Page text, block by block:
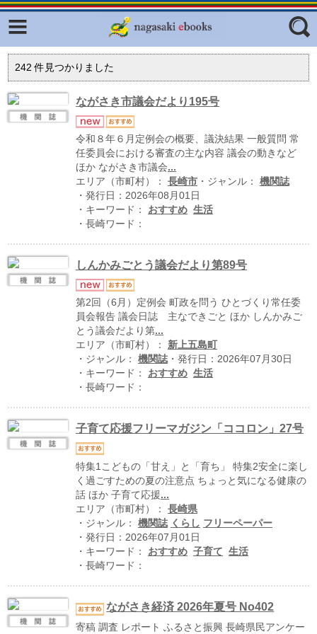
エリア
242 件見つかりました
ながさき市議会だより195号
令和８年６月定例会の概要、議決結果 一般質問 常
任委員会における審査の主な内容 議会の動きなど
ほか ながさき市議会...
エリア（市町村）： 長崎市・ジャンル： 機関誌
・発行日：2026年08月01日
・キーワード： おすすめ 生活
・長崎ワード：
しんかみごとう議会だより第89号
第2回（6月）定例会 町政を問う ひとづくり常任委
員会報告 議会日誌 主なできごと ほか しんかみご
とう議会だより第...
エリア（市町村）： 新上五島町
・ジャンル： 機関誌・発行日：2026年07月30日
・キーワード： おすすめ 生活
・長崎ワード：
子育て応援フリーマガジン「ココロン」27号
特集1こどもの「甘え」と「育ち」 特集2安全に楽し
く過ごすための夏の注意点 ちょっと気になる健康の
話 ほか 子育て応援...
エリア（市町村）： 長崎県
・ジャンル： 機関誌 くらし フリーペーパー
・発行日：2026年07月01日
・キーワード： おすすめ 子育て 生活
・長崎ワード：
ながさき経済 2026年夏号 No402
寄稿 調査 レポート ふるさと振興 長崎県民アンケー
Facebook
ふくいろキラリプロジェクト
ラリー（TOKYO Brochures）
復興応援企画
はじめてご利用される方へ
広報誌ナビ
明治日本の産業革命遺産
関連遺産
大学・専門学校ナビ
ハイスクールナビ
小・中学校ナビ
ながよebooks
ごとうebooks
おおむらebooks
みなみしまばらebooks
はさみebooks
ながさき市ebooks
長崎MICE観光マップ